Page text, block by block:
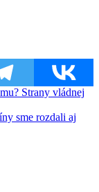
Strany vládnej
sme rozdali aj